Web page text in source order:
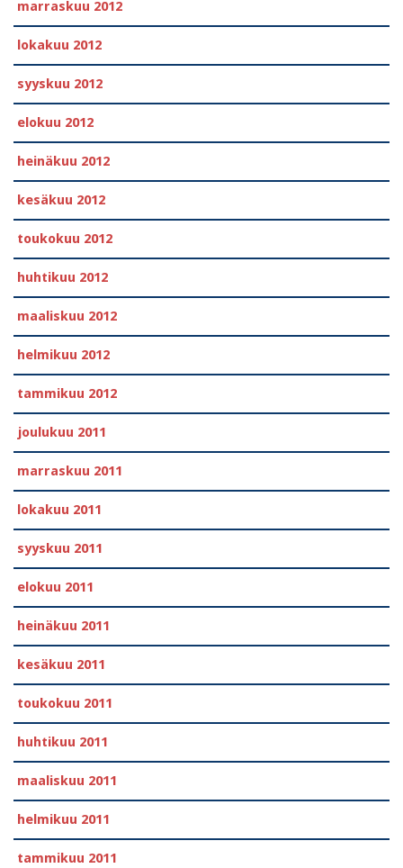
marraskuu 2012
lokakuu 2012
syyskuu 2012
elokuu 2012
heinäkuu 2012
kesäkuu 2012
toukokuu 2012
huhtikuu 2012
maaliskuu 2012
helmikuu 2012
tammikuu 2012
joulukuu 2011
marraskuu 2011
lokakuu 2011
syyskuu 2011
elokuu 2011
heinäkuu 2011
kesäkuu 2011
toukokuu 2011
huhtikuu 2011
maaliskuu 2011
helmikuu 2011
tammikuu 2011